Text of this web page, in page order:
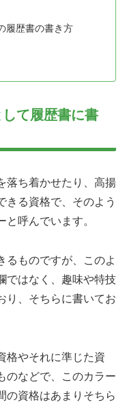
履歴書の書き方
て履歴書に書
落ち着かせたり、高揚
きる資格で、そのよう
呼んでいます。
るものですが、このよ
ではなく、趣味や特技
り、そちらに書いてお
格やそれに準じた資
のなどで、このカラー
の資格はあまりそちら